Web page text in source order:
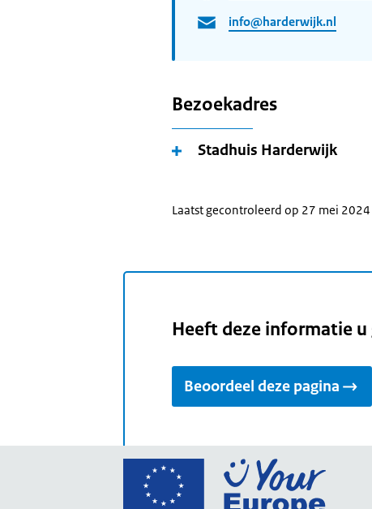
info@harderwijk.nl
Bezoekadres
Stadhuis Harderwijk
Laatst gecontroleerd op 27 mei 2024
Heeft deze informatie u
Beoordeel deze pagina
Ga